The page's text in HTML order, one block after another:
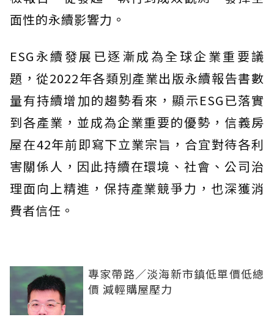
面性的永續影響力。
ESG永續發展已逐漸成為全球企業重要議
題，從2022年各類別產業出版永續報告書數
量有持續增加的趨勢看來，顯示ESG已落實
到各產業，並成為企業重要的優勢，信義房
屋在42年前即寫下立業宗旨，合宜對待各利
害關係人，因此持續在環境、社會、公司治
理面向上精進，保持產業競爭力，也深獲消
費者信任。
專家帶路／淡海新市鎮低單價低總
價 減輕購屋壓力